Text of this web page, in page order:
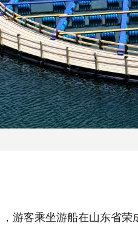
客乘坐游船在山东省荣